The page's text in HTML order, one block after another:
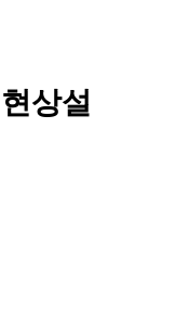
상설